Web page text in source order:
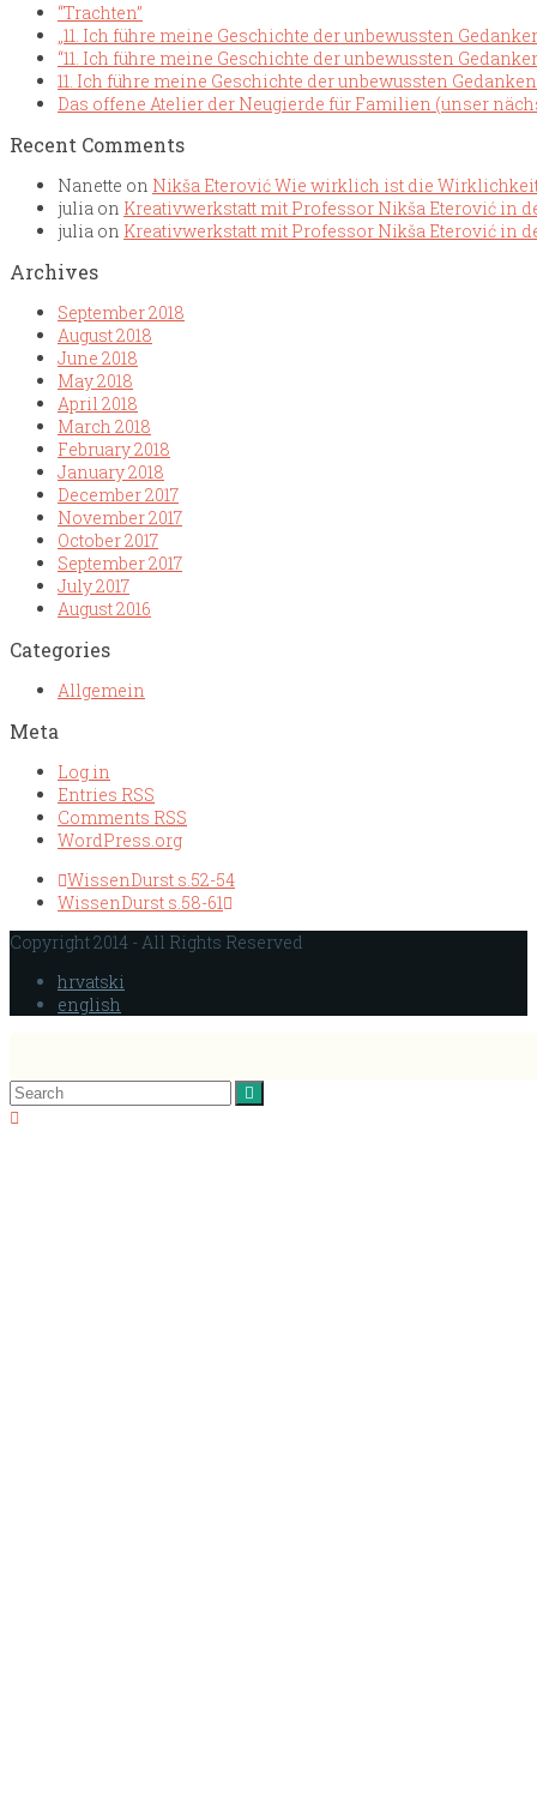
“Trachten”
„11. Ich führe meine Geschichte der unbewussten
“11. Ich führe meine Geschichte der unbewussten
11. Ich führe meine Geschichte der unbewussten
Das offene Atelier der Neugierde für Familien (unser
Recent Comments
Nanette on Nikša Eterović Wie wirklich ist die
julia on Kreativwerkstatt mit Professor Nikša Eterović in
julia on Kreativwerkstatt mit Professor Nikša Eterović in
Archives
September 2018
August 2018
June 2018
May 2018
April 2018
March 2018
February 2018
January 2018
December 2017
November 2017
October 2017
September 2017
July 2017
August 2016
Categories
Allgemein
Meta
Log in
Entries RSS
Comments RSS
WordPress.org
WissenDurst s.52-54
WissenDurst s.58-61
Copyright 2014 - All Rights Reserved
hrvatski
english